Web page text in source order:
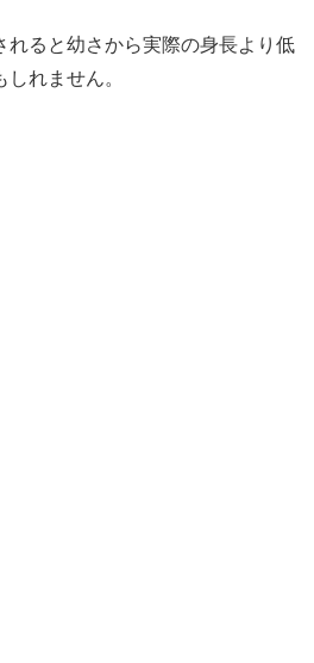
れると幼さから実際の身長より低
れません。